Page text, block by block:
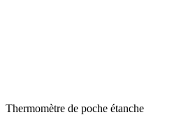
Thermomètre de poche étanche